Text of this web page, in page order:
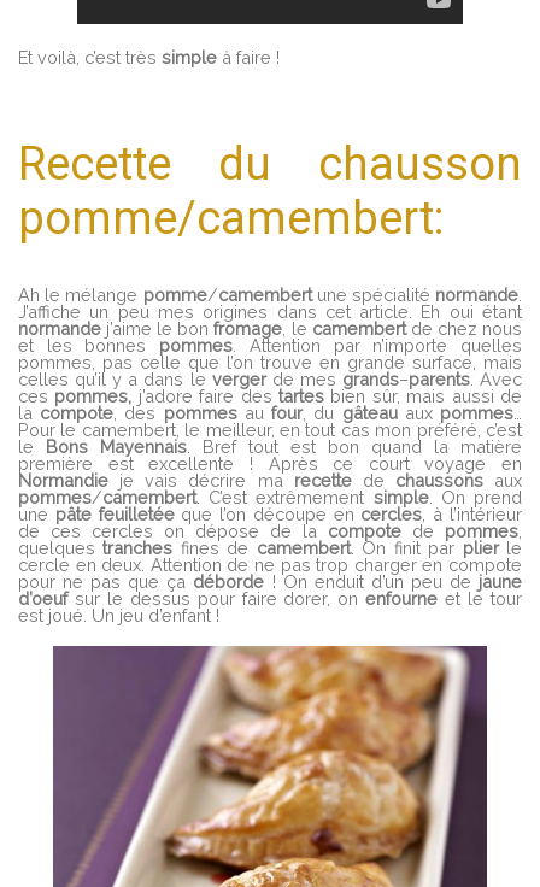
Et voilà, c’est très simple à faire !
Recette du chausson
pomme/camembert:
Ah le mélange pomme/camembertune spécialité normande
J’affiche un peu mes origines dans cet article. Eh oui étant
normande j’aime le bonfromage , le camembertde chez nous
et les bonnes pommes . Attention par n’importe quelles
pommes, pas celle que l’on trouve en grande surface, mais
celles qu’il y a dans le vergerde mes grands–parents. Avec
ces pommes, j’adore faire destartes bien sûr, mais aussi de
la compote , des pommesaufour, du gâteauaux pommes
Pour le camembert, le meilleur, en tout cas mon préféré, c’est
le Bons Mayennais . Bref tout est bon quand la matière
première est excellente ! Après ce court voyage en
Normandie je vais décrire ma recettede chaussonsaux
pommes/camembert. C’est extrêmement simple. On prend
une pâte feuilletéeque l’on découpe en cercles , à l’intérieur
de ces cercles on dépose de la compote de pommes
quelquestranches fines de camembert. On finit par plierle
cercle en deux. Attention de ne pas trop charger en compote
pour ne pas que ça déborde ! On enduit d’un peu de jaune
d’oeufsur le dessus pour faire dorer, onenfourne et le tour
est joué. Un jeu d’enfant !